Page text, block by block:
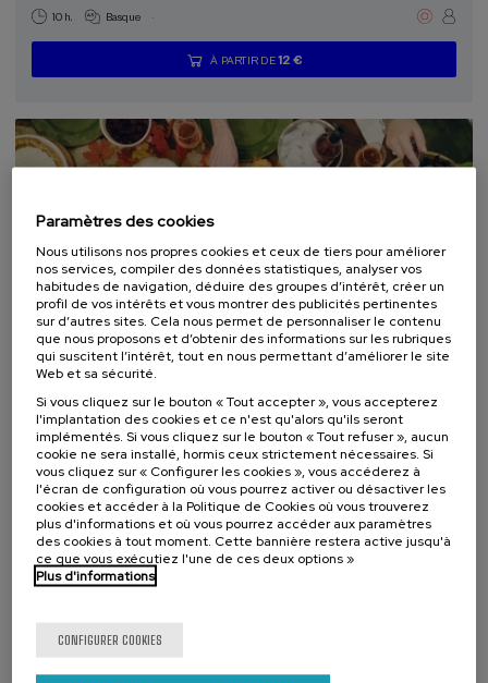
10 h. Basque .
...
À PARTIR DE12 €
Dernières
places
Gratuit
Date
passée
Liste
d'attente
Période
d'inscription
CULTURE ET ART SOCIÉTÉ COURS D'ÉTÉ
11. SEP-12. SEP, 2026
SOBREMESA - Identidades, migraciones y
tradiciones a través de la comida
Espagnol .
...
À PARTIR DE 25 €
Dernières
places
Gratuit
Date
passée
Liste
d'attente
Période
d'inscription
terminée
Paramètres des cookies
Nous utilisons nos propres cookies et ceux de tiers pour améliorer
nos services, compiler des données statistiques, analyser vos
habitudes de navigation, déduire des groupes d’intérêt, créer un
profil de vos intérêts et vous montrer des publicités pertinentes
sur d’autres sites. Cela nous permet de personnaliser le contenu
que nous proposons et d’obtenir des informations sur les rubriques
qui suscitent l’intérêt, tout en nous permettant d’améliorer le site
Web et sa sécurité.
Si vous cliquez sur le bouton « Tout accepter », vous accepterez
l'implantation des cookies et ce n'est qu'alors qu'ils seront
implémentés. Si vous cliquez sur le bouton « Tout refuser », aucun
cookie ne sera installé, hormis ceux strictement nécessaires. Si
vous cliquez sur « Configurer les cookies », vous accéderez à
l'écran de configuration où vous pourrez activer ou désactiver les
cookies et accéder à la Politique de Cookies où vous trouverez
plus d'informations et où vous pourrez accéder aux paramètres
des cookies à tout moment. Cette bannière restera active jusqu'à
ce que vous exécutiez l'une de ces deux options »
Plus d'informations
CONFIGURER COOKIES